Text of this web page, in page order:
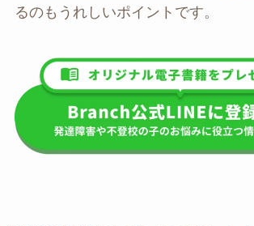
るのもうれしいポイントです。